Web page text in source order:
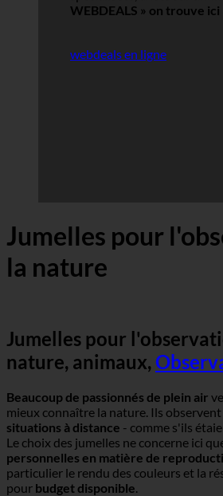
WEBDEALS » on trouve ici
webdeals en ligne
Jumelles pour
la nature
Jumelles pour
nature, animaux,
Beaucoup de passionnés de plein air
mieux connaître la nature. Ils observent
situations à distance - comme s'ils
Le choix des jumelles ne concerne ici
personnelles en matière de
particulier le rendu des couleurs et la
pour budget disponible.